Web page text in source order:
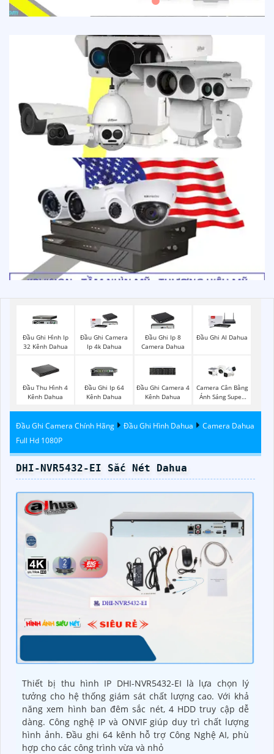
Đầu Ghi Hình Ip
32 Kênh Dahua
Đầu Ghi Camera
Ip 4k Dahua
Đầu Ghi Ip 8
Camera Dahua
Đầu Ghi AI Dahua
Đầu Thu Hình 4
Kênh Dahua
Đầu Ghi Ip 64
Kênh Dahua
Đầu Ghi Camera 4
Kênh Dahua
Camera Cân Bằng
Ánh Sáng Super
Đầu Ghi Camera Chính Hãng Đầu Ghi Hình Dahua
Camera Dahua
Full Hd 1080P
DHI-NVR5432-EI Sắc Nét Dahua
Thiết bị thu hình IP DHI-NVR5432-EI là lựa chọn lý
tưởng cho hệ thống giám sát chất lượng cao. Với khả
năng xem hình ban đêm sắc nét, 4 HDD truy cập dễ
dàng. Công nghệ IP và ONVIF giúp duy trì chất lượng
hình ảnh. Đầu ghi 64 kênh hỗ trợ Công Nghệ AI, phù
hợp cho các công trình vừa và nhỏ